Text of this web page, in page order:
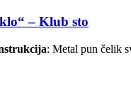
– Klub sto
: Metal pun čelik